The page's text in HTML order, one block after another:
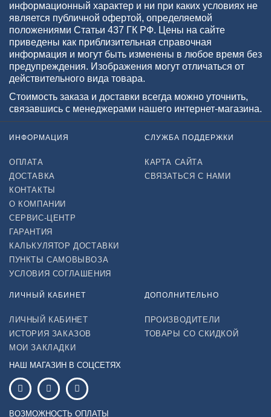
информационный характер и ни при каких условиях не
является публичной офертой, определяемой
положениями Статьи 437 ГК РФ. Цены на сайте
приведены как приблизительная справочная
информация и могут быть изменены в любое время без
предупреждения. Изображения могут отличаться от
действительного вида товара.
Стоимость заказа и доставки всегда можно уточнить,
связавшись с менеджерами нашего интернет-магазина.
ИНФОРМАЦИЯ
ОПЛАТА
ДОСТАВКА
КОНТАКТЫ
О КОМПАНИИ
СЕРВИС-ЦЕНТР
ГАРАНТИЯ
КАЛЬКУЛЯТОР ДОСТАВКИ
ПУНКТЫ САМОВЫВОЗА
УСЛОВИЯ СОГЛАШЕНИЯ
СЛУЖБА ПОДДЕРЖКИ
КАРТА САЙТА
СВЯЗАТЬСЯ С НАМИ
ЛИЧНЫЙ КАБИНЕТ
ЛИЧНЫЙ КАБИНЕТ
ИСТОРИЯ ЗАКАЗОВ
МОИ ЗАКЛАДКИ
ДОПОЛНИТЕЛЬНО
ПРОИЗВОДИТЕЛИ
ТОВАРЫ СО СКИДКОЙ
НАШ МАГАЗИН В СОЦСЕТЯХ
ВОЗМОЖНОСТЬ ОПЛАТЫ